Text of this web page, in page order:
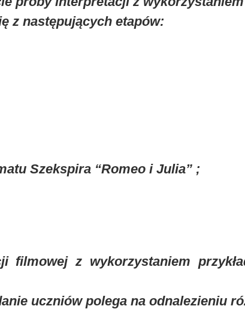
z następujących etapów:
Szekspira “Romeo i Julia” ;
filmowej z wykorzystaniem
uczniów polega na odnalezieniu